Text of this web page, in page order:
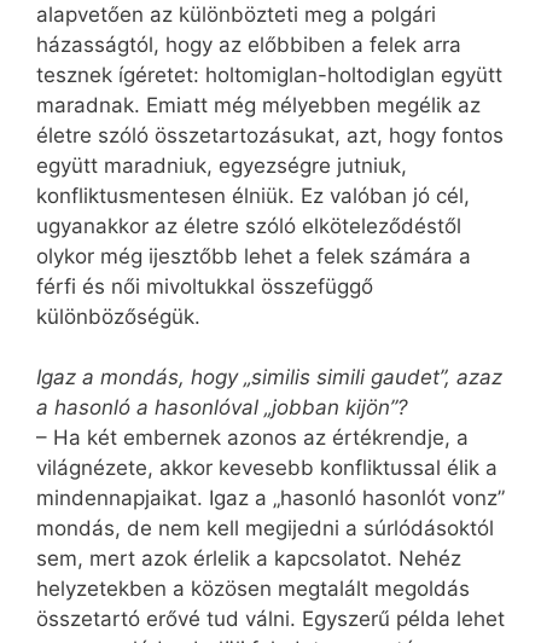
alapvetően az különbözteti meg a polgári
házasságtól, hogy az előbbiben a felek arra
tesznek ígéretet: holtomiglan-holtodiglan együtt
maradnak. Emiatt még mélyebben megélik az
életre szóló összetartozásukat, azt, hogy fontos
együtt maradniuk, egyezségre jutniuk,
konfliktusmentesen élniük. Ez valóban jó cél,
ugyanakkor az életre szóló elköteleződéstől
olykor még ijesztőbb lehet a felek számára a
férfi és női mivoltukkal összefüggő
különbözőségük.
Igaz a mondás, hogy „similis simili gaudet”, azaz
a hasonló a hasonlóval „jobban kijön”?
– Ha két embernek azonos az értékrendje, a
világnézete, akkor kevesebb konfliktussal élik a
mindennapjaikat. Igaz a „hasonló hasonlót vonz”
mondás, de nem kell megijedni a súrlódásoktól
sem, mert azok érlelik a kapcsolatot. Nehéz
helyzetekben a közösen megtalált megoldás
összetartó erővé tud válni. Egyszerű példa lehet